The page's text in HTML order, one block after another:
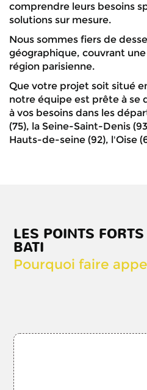
comprendre leurs besoins
solutions sur mesure.
Nous sommes fiers de
géographique, couvrant
région parisienne.
Que votre projet soit situé
notre équipe est prête à se
à vos besoins dans les
(75), la Seine-Saint-Denis
Hauts-de-seine (92), l'Oise
LES POINTS
BATI
Pourquoi faire